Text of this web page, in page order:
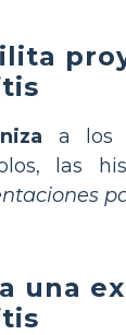
a los
las
una